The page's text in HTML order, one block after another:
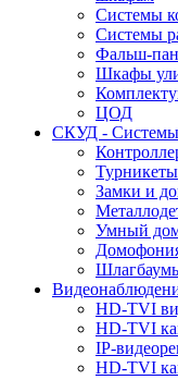
Системы
Системы
Фальш-
Шкафы
ЦОД
СКУД - Системы
Турникеты
Замки и
Умный
HD-TVI
HD-TVI
IP-
HD-TVI